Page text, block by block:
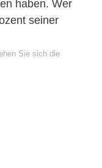
haben. Wer
seiner
Sie sich die